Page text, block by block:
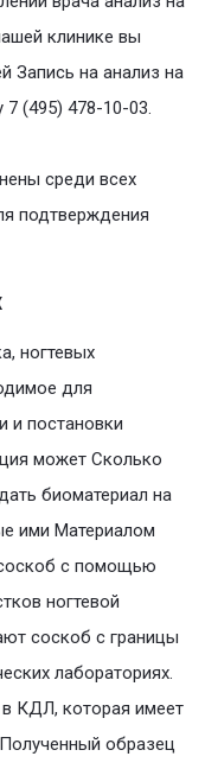
клинике вы
Запись на анализ на
7 (495) 478-10-03.
среди всех
подтверждения
ногтевых
для
и постановки
может Сколько
биоматериал на
ими Материалом
соскоб с помощью
ногтевой
соскоб с границы
лабораториях.
КДЛ, которая имеет
образец